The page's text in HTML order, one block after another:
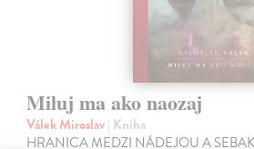
Miluj ma ako naozaj
Válek Miroslav| Kniha
HRANICA MEDZI NÁDEJOU A